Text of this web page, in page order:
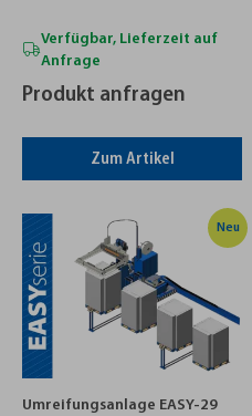
Verfügbar, Lieferzeit auf
Anfrage
Produkt anfragen
Zum Artikel
Neu
Umreifungsanlage EASY-29